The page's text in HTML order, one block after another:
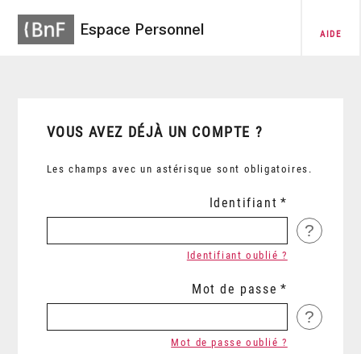
Espace Personnel AIDE
VOUS AVEZ DÉJÀ UN COMPTE ?
Les champs avec un astérisque sont obligatoires.
Identifiant
?
Identifiant oublié ?
Mot de passe
?
Mot de passe oublié ?